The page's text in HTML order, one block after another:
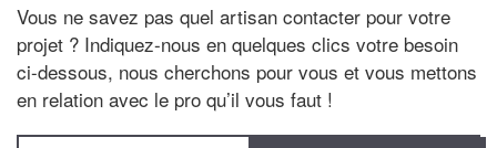
Vous ne savez pas quel artisan contacter pour votre
projet ? Indiquez-nous en quelques clics votre besoin
ci-dessous, nous cherchons pour vous et vous mettons
en relation avec le pro qu’il vous faut !